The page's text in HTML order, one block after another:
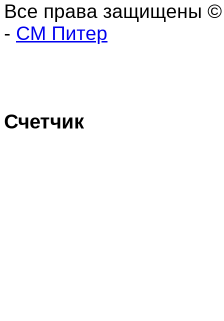
Все права защищены
- СМ Питер
Счетчик